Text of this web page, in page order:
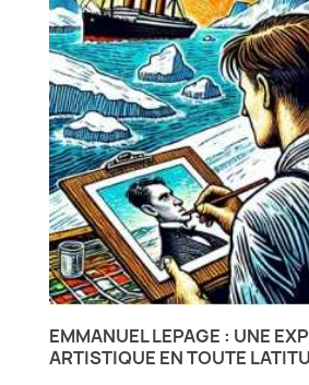
EMMANUEL LEPAGE : UNE
ARTISTIQUE EN TOUTE